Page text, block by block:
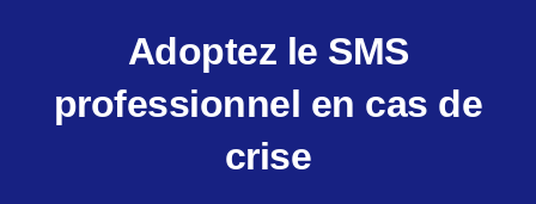
Adoptez le SMS
professionnel en cas de
crise